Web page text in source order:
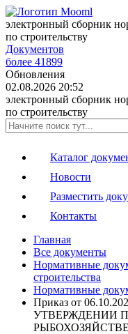
электронный сборник
по строительству
Документов
более 41899
Обновления
02.08.2026 20:52
электронный сборник
по строительству
Каталог
Новости
Разместить
Контакты
Главная
Все документы
Нормативные
строительства
Нормативные
Приказ от
УТВЕРЖДЕНИИ